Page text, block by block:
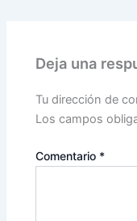
Deja una
Tu dirección de
Los campos
Comentario *